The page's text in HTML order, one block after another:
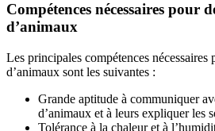
Compétences nécessaires pour
d’animaux
Les principales compétences
d’animaux sont les suivantes :
Grande aptitude à communiquer
d’animaux et à leurs expliquer les
Tolérance à la chaleur et à